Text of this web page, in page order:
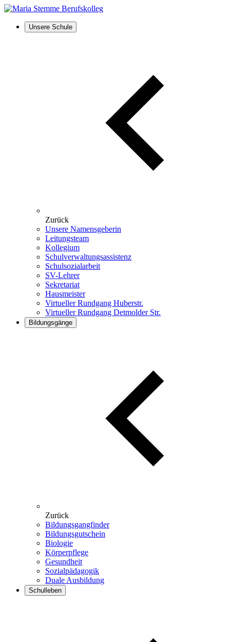
Unsere Schule
Zurück
Unsere Namensgeberin
Leitungsteam
Kollegium
Schulverwaltungsassistenz
Schulsozialarbeit
SV-Lehrer
Sekretariat
Hausmeister
Virtueller Rundgang Huberstr.
Virtueller Rundgang Detmolder Str.
Bildungsgänge
Zurück
Bildungsgangfinder
Bildungsgutschein
Biologie
Körperpflege
Gesundheit
Sozialpädagogik
Duale Ausbildung
Schulleben